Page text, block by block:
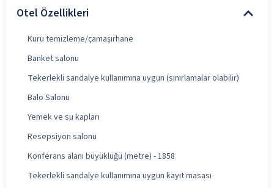
Otel Özellikleri
Kuru temizleme/çamaşırhane
Banket salonu
Tekerlekli sandalye kullanımına uygun (sınırlamalar olabilir)
Balo Salonu
Yemek ve su kapları
Resepsiyon salonu
Konferans alanı büyüklüğü (metre) - 1858
Tekerlekli sandalye kullanımına uygun kayıt masası